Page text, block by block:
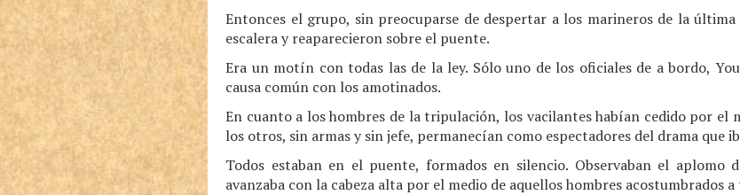
Entonces el grupo, sin preocuparse de despertar a los marineros de la
escalera y reaparecieron sobre el puente.
Era un motín con todas las de la ley. Sólo uno de los oficiales de a bordo,
causa común con los amotinados.
En cuanto a los hombres de la tripulación, los vacilantes habían cedido por el
los otros, sin armas y sin jefe, permanecían como espectadores del drama que
Todos estaban en el puente, formados en silencio. Observaban el aplomo
avanzaba con la cabeza alta por el medio de aquellos hombres acostumbrados